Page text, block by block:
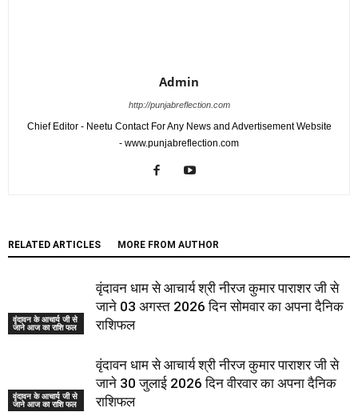
Admin
http://punjabreflection.com
Chief Editor - Neetu Contact For Any News and Advertisement Website
- www.punjabreflection.com
RELATED ARTICLES MORE FROM AUTHOR
वृंदावन के आचार्य जी से
जाने आज का राशि फल
वृंदावन धाम से आचार्य श्री नीरज कुमार पाराशर जी से
जाने 03 अगस्त 2026 दिन सोमवार का अपना दैनिक
राशिफल
वृंदावन के आचार्य जी से
जाने आज का राशि फल
वृंदावन धाम से आचार्य श्री नीरज कुमार पाराशर जी से
जाने 30 जुलाई 2026 दिन वीरवार का अपना दैनिक
राशिफल